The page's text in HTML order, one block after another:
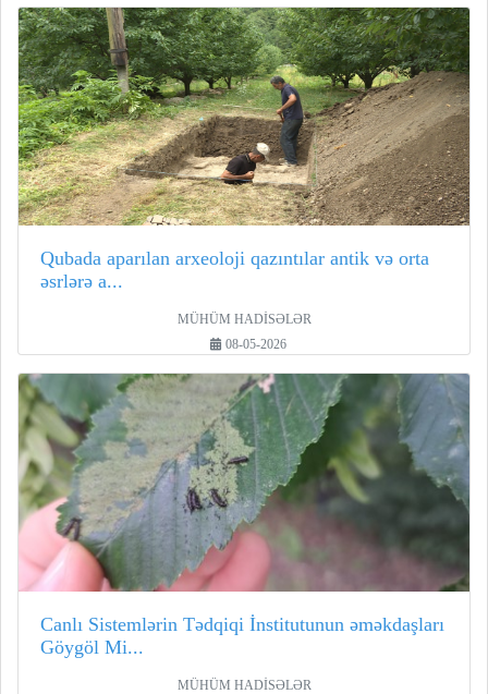
Qubada aparılan arxeoloji qazıntılar antik və orta
əsrlərə a...
MÜHÜM HADİSƏLƏR
08-05-2026
Canlı Sistemlərin Tədqiqi İnstitutunun əməkdaşları
Göygöl Mi...
MÜHÜM HADİSƏLƏR